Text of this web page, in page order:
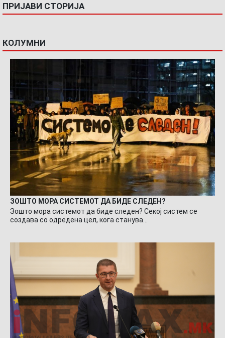
ПРИЈАВИ СТОРИЈА
КОЛУМНИ
ЗОШТО МОРА СИСТЕМОТ ДА БИДЕ СЛЕДЕН?
Зошто мора системот да биде следен? Секој систем се
создава со одредена цел, кога станува…